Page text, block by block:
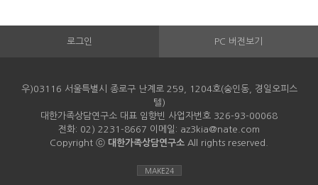
로그인 PC 버전보기
우)03116 서울특별시 종로구 난계로 259, 1204호(숭인동, 경일오피스
텔)
대한가족상담연구소 대표 임향빈 사업자번호 326-93-00068
전화: 02) 2231-8667 이메일: az3kia@nate.com
Copyright ⓒ 대한가족상담연구소 All rights reserved.
MAKE24